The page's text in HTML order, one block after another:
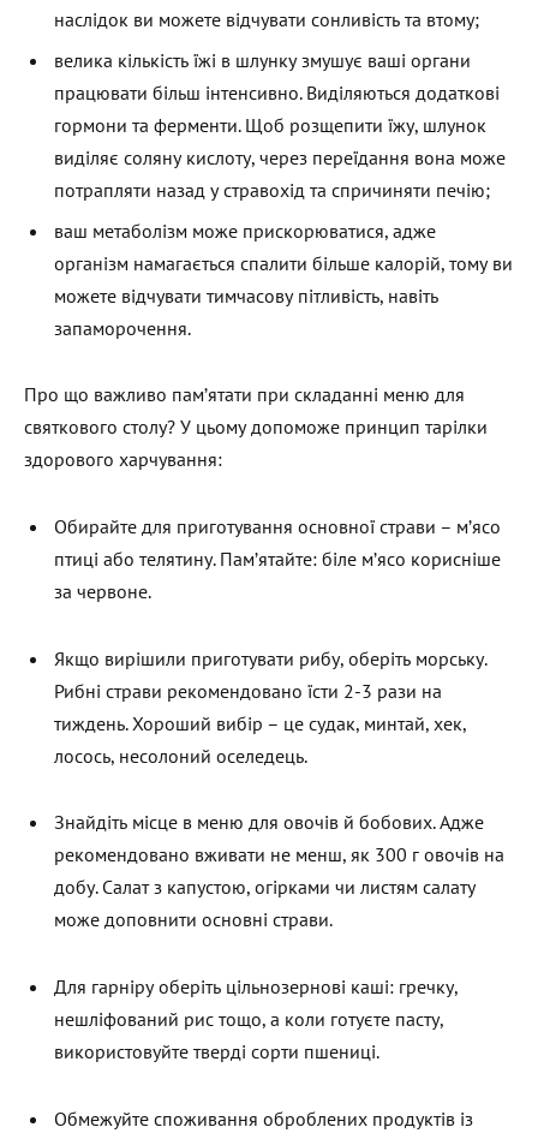
наслідок ви можете відчувати сонливість та втому;
велика кількість їжі в шлунку змушує ваші органи
працювати більш інтенсивно. Виділяються додаткові
гормони та ферменти. Щоб розщепити їжу, шлунок
виділяє соляну кислоту, через переїдання вона може
потрапляти назад у стравохід та спричиняти печію;
ваш метаболізм може прискорюватися, адже
організм намагається спалити більше калорій, тому ви
можете відчувати тимчасову пітливість, навіть
запаморочення.
Про що важливо пам’ятати при складанні меню для
святкового столу? У цьому допоможе принцип тарілки
здорового харчування:
Обирайте для приготування основної страви – м’ясо
птиці або телятину. Пам’ятайте: біле м’ясо корисніше
за червоне.
Якщо вирішили приготувати рибу, оберіть морську.
Рибні страви рекомендовано їсти 2-3 рази на
тиждень. Хороший вибір – це судак, минтай, хек,
лосось, несолоний оселедець.
Знайдіть місце в меню для овочів й бобових. Адже
рекомендовано вживати не менш, як 300 г овочів на
добу. Салат з капустою, огірками чи листям салату
може доповнити основні страви.
Для гарніру оберіть цільнозернові каші: гречку,
нешліфований рис тощо, а коли готуєте пасту,
використовуйте тверді сорти пшениці.
Обмежуйте споживання оброблених продуктів із